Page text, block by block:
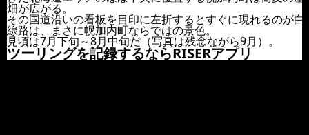
畑が広がる。
その国道沿いの看板を目印に左折するとすぐに現れるのが
線路は、まさに幌加内町ならではの景色。
見頃は7月下旬～8月中旬だ（写真は残念ながら9月）。
ツーリングを記録するならRISERアプリ